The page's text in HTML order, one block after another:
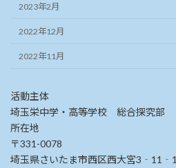
2023年2月
2022年12月
2022年11月
活動主体
埼玉栄中学・高等学校 総合探究部
所在地
〒331-0078
埼玉県さいたま市西区西大宮3‐11‐1